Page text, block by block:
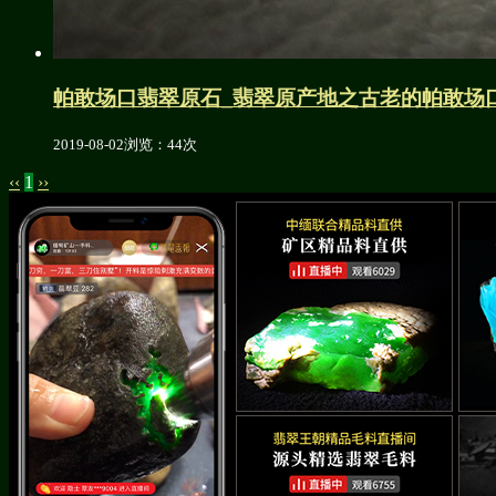
帕敢场口翡翠原石_翡翠原产地之古老的帕敢场
2019-08-02浏览：44次
‹‹ 1 ››